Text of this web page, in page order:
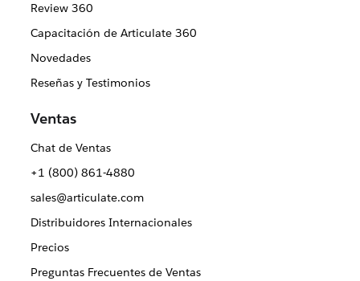
Review 360
Capacitación de Articulate 360
Novedades
Reseñas y Testimonios
Ventas
Chat de Ventas
+1 (800) 861-4880
sales@articulate.com
Distribuidores Internacionales
Precios
Preguntas Frecuentes de Ventas